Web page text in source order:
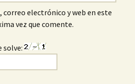
correo electrónico y web en este
vez que comente.
solve: